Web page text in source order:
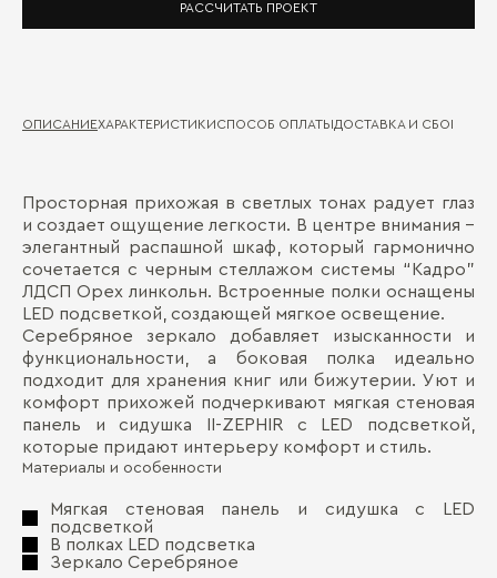
РАССЧИТАТЬ ПРОЕКТ
ОПИСАНИЕХАРАКТЕРИСТИКИСПОСОБ ОПЛАТЫДОСТАВКА И СБОРКА
Просторная прихожая в светлых тонах радует глаз
и создает ощущение легкости. В центре внимания –
элегантный распашной шкаф, который гармонично
сочетается с черным стеллажом системы “Кадро”
ЛДСП Орех линкольн. Встроенные полки оснащены
LED подсветкой, создающей мягкое освещение.
Серебряное зеркало добавляет изысканности и
функциональности, а боковая полка идеально
подходит для хранения книг или бижутерии. Уют и
комфорт прихожей подчеркивают мягкая стеновая
панель и сидушка II-ZEPHIR с LED подсветкой,
которые придают интерьеру комфорт и стиль.
Материалы и особенности
Мягкая стеновая панель и сидушка с LED
подсветкой
В полках LED подсветка
Зеркало Серебряное